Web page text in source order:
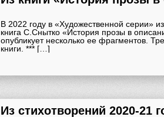
В 2022 году в «Художественной серии»
книга С.Снытко «История прозы в
опубликует несколько ее фрагментов.
книги. *** […]